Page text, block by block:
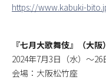
https://www.kabuki-
『七月大歌舞伎』（大阪）
2024年7月3日（水）～26
会場：大阪松竹座